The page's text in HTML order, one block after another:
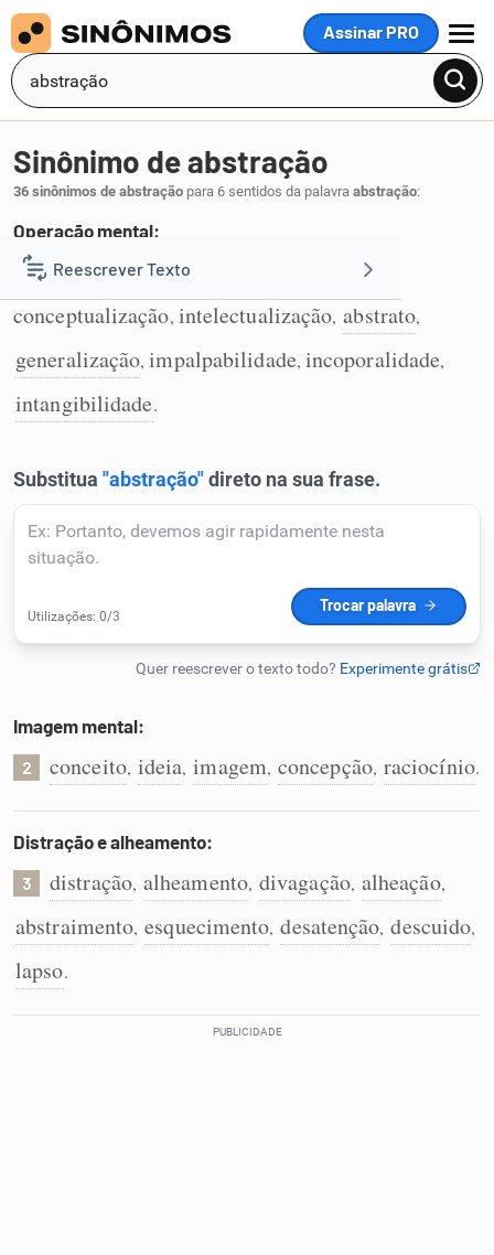
Assinar PRO
MENU
Reescrever Texto
Resumir Texto
Corrigir Texto
Humanizador de IA
Cata-letras
Caça-palavras
Dicionário
Sinônimos
Sinônimo de abstração
36 sinônimos de abstração para 6 sentidos da palavra abstração:
Operação mental:
1 imaterialização,
conceptualização, intelectualização, abstrato,
generalização,impalpabilidade, incoporalidade,
intangibilidade.
Imagem mental:
2 conceito, ideia, imagem, concepção, raciocínio.
Distração e alheamento:
3 distração, alheamento, divagação, alheação,
abstraimento, esquecimento, desatenção, descuido,
lapso.